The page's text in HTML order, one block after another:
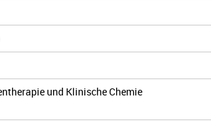
und Klinische Chemie